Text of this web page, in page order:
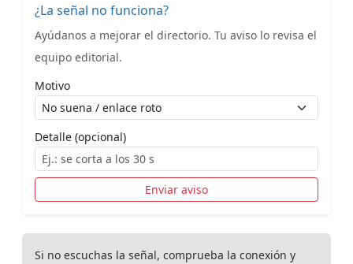
¿La señal no funciona?
Ayúdanos a mejorar el directorio. Tu aviso lo revisa el
equipo editorial.
Motivo
Detalle (opcional)
Enviar aviso
Si no escuchas la señal, comprueba la conexión y